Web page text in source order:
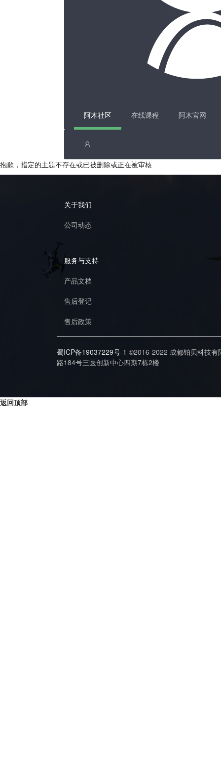
阿木社区 在线课程 阿木官网
抱歉，指定的主题不存在或已被删除或正在被审核
关于我们
公司动态
服务与支持
产品文档
售后登记
售后政策
蜀ICP备19037229号-1 ©2016-2022 成都铂贝科技
路184号三医创新中心四期7栋2楼
返回顶部